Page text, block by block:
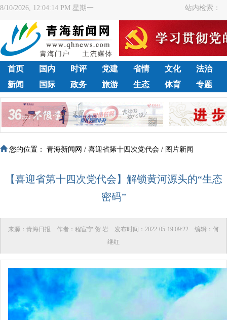
8/10/2026, 12:04:14 PM 星期一 站内检索：
首页 国内 时评 党建 省情 文化
法治
新闻
国际 政务 旅游 生态 体育 专题
您的位置： 青海新闻网 / 喜迎省第十四次党代会 / 图片新闻
【喜迎省第十四次党代会】解锁黄河源头的“生态
密码”
来源： 青海日报 作者： 程宦宁 贺 岩 发布时间： 2022-05-19 09:22 编辑： 何
继红